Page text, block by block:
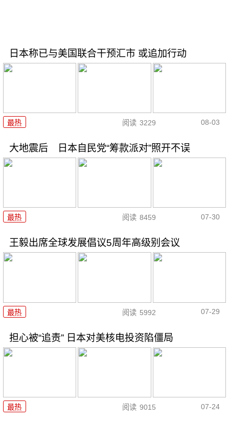
日本称已与美国联合干预汇市 或追加行动
最热 阅读 3229 08-03
大地震后 日本自民党“筹款派对”照开不误
最热 阅读 8459 07-30
王毅出席全球发展倡议5周年高级别会议
最热 阅读 5992 07-29
担心被“追责” 日本对美核电投资陷僵局
最热 阅读 9015 07-24